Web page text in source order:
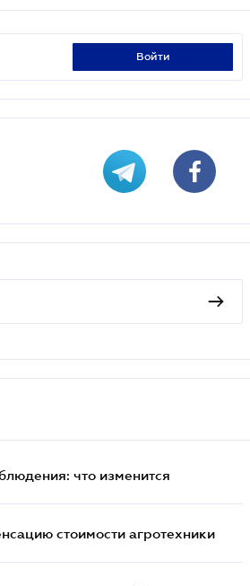
войти
что изменится
стоимости агротехники